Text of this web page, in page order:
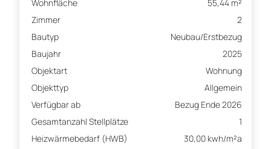
Wohnfläche
55,44 m²
Zimmer
2
Bautyp
Neubau/Erstbezug
Baujahr
2025
Objektart
Wohnung
Objekttyp
Allgemein
Verfügbar ab
Bezug Ende 2026
Gesamtanzahl Stellplätze
1
Heizwärmebedarf (HWB)
30,00 kwh/m²a